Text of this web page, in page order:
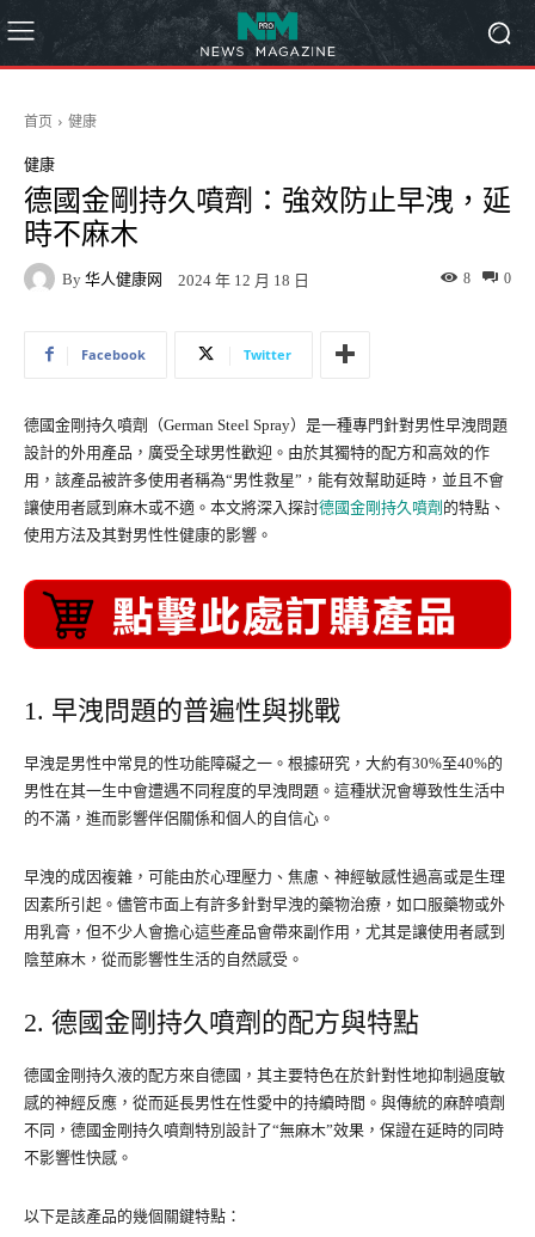
首页 健康
健康
德國金剛持久噴劑：強效防止早洩，延
時不麻木
By 华人健康网 2024 年 12 月 18 日 0
8
Facebook Twitter
德國金剛持久噴劑（German Steel Spray）是一種專門針對男性早洩問題
設計的外用產品，廣受全球男性歡迎。由於其獨特的配方和高效的作
用，該產品被許多使用者稱為“男性救星”，能有效幫助延時，並且不會
讓使用者感到麻木或不適。本文將深入探討德國金剛持久噴劑 的特點、
使用方法及其對男性性健康的影響。
1. 早洩問題的普遍性與挑戰
早洩是男性中常見的性功能障礙之一。根據研究，大約有30%至40%的
男性在其一生中會遭遇不同程度的早洩問題。這種狀況會導致性生活中
的不滿，進而影響伴侶關係和個人的自信心。
早洩的成因複雜，可能由於心理壓力、焦慮、神經敏感性過高或是生理
因素所引起。儘管市面上有許多針對早洩的藥物治療，如口服藥物或外
用乳膏，但不少人會擔心這些產品會帶來副作用，尤其是讓使用者感到
陰莖麻木，從而影響性生活的自然感受。
2. 德國金剛持久噴劑的配方與特點
德國金剛持久液的配方來自德國，其主要特色在於針對性地抑制過度敏
感的神經反應，從而延長男性在性愛中的持續時間。與傳統的麻醉噴劑
不同，德國金剛持久噴劑特別設計了“無麻木”效果，保證在延時的同時
不影響性快感。
以下是該產品的幾個關鍵特點：